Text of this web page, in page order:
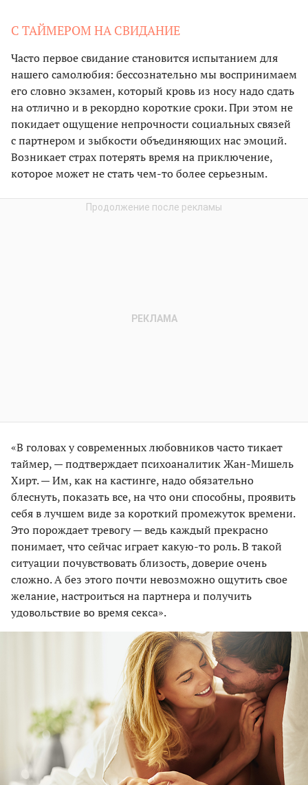
С ТАЙМЕРОМ НА СВИДАНИЕ
Часто первое свидание становится испытанием для
нашего самолюбия: бессознательно мы воспринимаем
его словно экзамен, который кровь из носу надо сдать
на отлично и в рекордно короткие сроки. При этом не
покидает ощущение непрочности социальных связей
с партнером и зыбкости объединяющих нас эмоций.
Возникает страх потерять время на приключение,
которое может не стать чем-то более серьезным.
«В головах у современных любовников часто тикает
таймер, — подтверждает психоаналитик Жан-Мишель
Хирт. — Им, как на кастинге, надо обязательно
блеснуть, показать все, на что они способны, проявить
себя в лучшем виде за короткий промежуток времени.
Это порождает тревогу — ведь каждый прекрасно
понимает, что сейчас играет какую-то роль. В такой
ситуации почувствовать близость, доверие очень
сложно. А без этого почти невозможно ощутить свое
желание, настроиться на партнера и получить
удовольствие во время секса».